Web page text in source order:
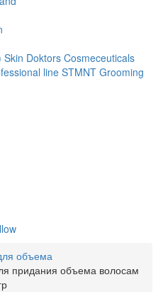
Skin Doktors Cosmeceuticals
line STMNT Grooming
объема
придания объема волосам